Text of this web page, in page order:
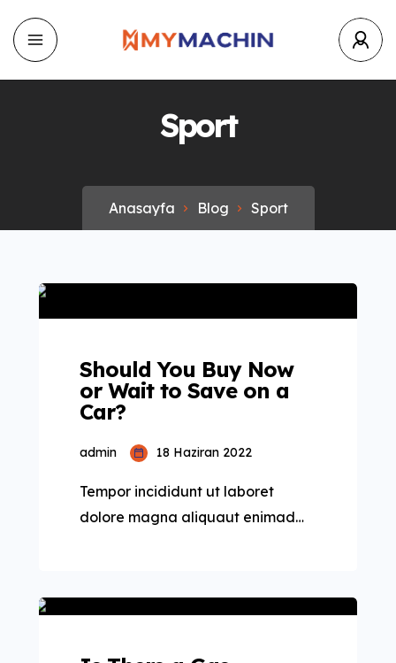
Sport
Anasayfa Blog Sport
Should You Buy Now
or Wait to Save on a
Car?
admin 18 Haziran 2022
Tempor incididunt ut laboret
dolore magna aliquaut enimad
consectetur adipisicing elit sed
eiusmod tempor incididunt labore